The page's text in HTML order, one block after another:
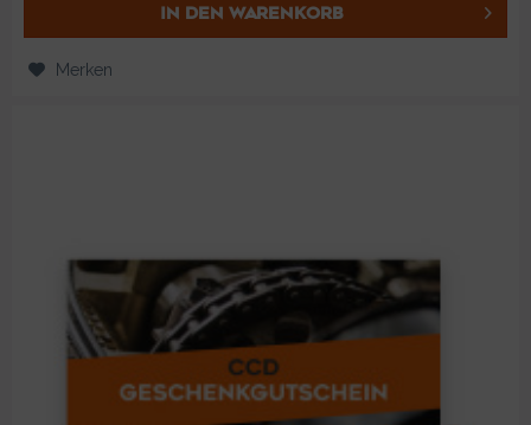
IN DEN WARENKORB
Merken